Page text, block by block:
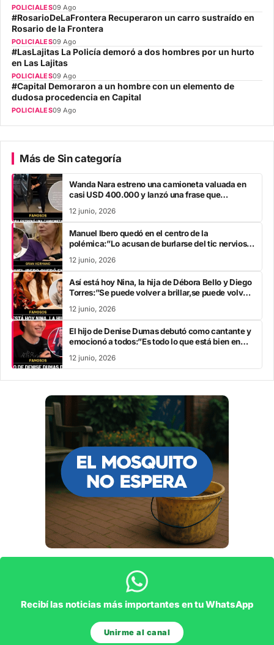
POLICIALES09 Ago
#RosarioDeLaFrontera Recuperaron un carro sustraído en
Rosario de la Frontera
POLICIALES09 Ago
#LasLajitas La Policía demoró a dos hombres por un hurto
en Las Lajitas
POLICIALES09 Ago
#Capital Demoraron a un hombre con un elemento de
dudosa procedencia en Capital
POLICIALES09 Ago
Más de Sin categoría
Wanda Nara estreno una camioneta valuada en
casi USD 400.000 y lanzó una frase que
12 junio, 2026
Manuel Ibero quedó en el centro de la
polémica:”Lo acusan de burlarse del tic nervioso
12 junio, 2026
Así está hoy Nina, la hija de Débora Bello y Diego
Torres:”Se puede volver a brillar,se puede volver
12 junio, 2026
El hijo de Denise Dumas debutó como cantante y
emocionó a todos:”Es todo lo que está bien en
12 junio, 2026
Recibí las noticias más importantes en tu WhatsApp
Unirme al canal